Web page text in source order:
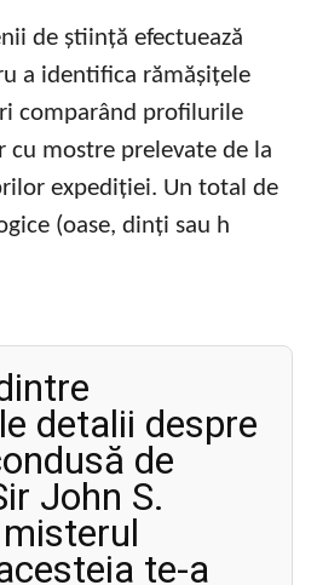
de știință efectuează
a identifica rămășițele
comparând profilurile
cu mostre prelevate de la
expediției. Un total de
(oase, dinți sau h
detalii despre
de
John S.
te-a